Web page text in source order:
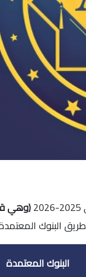
البنوك المعتمدة